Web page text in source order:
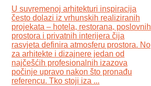
U suvremenoj arhitekturi inspiracija
često dolazi iz vrhunskih realiziranih
projekata – hotela, restorana, poslovnih
prostora i privatnih interijera čija
rasvjeta definira atmosferu prostora. No
za arhitekte i dizajnere jedan od
najčešćih profesionalnih izazova
počinje upravo nakon što pronađu
referencu. Tko stoji iza ...